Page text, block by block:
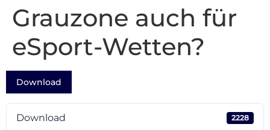
Grauzone auch für
eSport-Wetten?
Download
Download 2228